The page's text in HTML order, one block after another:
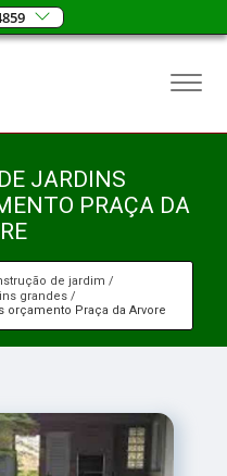
JARDINS
PRAÇA DA
de jardim
grandes
Praça da Arvore